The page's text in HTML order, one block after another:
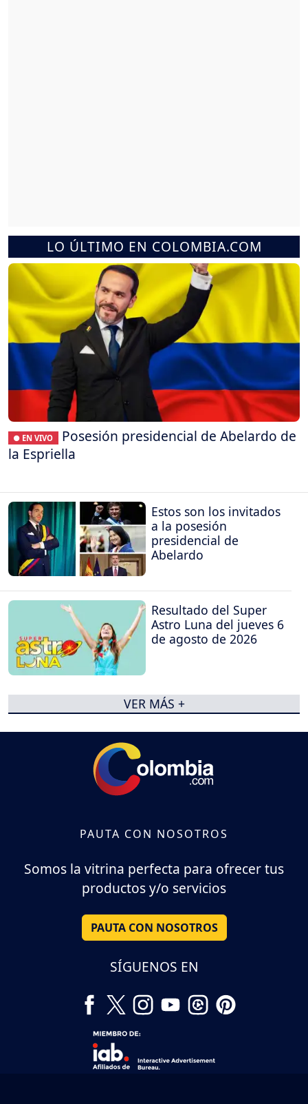
LO ÚLTIMO EN COLOMBIA.COM
● EN VIVO
Posesión presidencial de Abelardo de
la Espriella
Estos son los invitados
a la posesión
presidencial de
Abelardo
Resultado del Super
Astro Luna del jueves 6
de agosto de 2026
VER MÁS +
PAUTA CON NOSOTROS
Somos la vitrina perfecta para ofrecer tus
productos y/o servicios
PAUTA CON NOSOTROS
SÍGUENOS EN